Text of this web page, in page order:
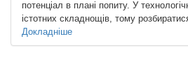
потенціал в плані попиту. У
істотних складнощів, тому
Докладніше